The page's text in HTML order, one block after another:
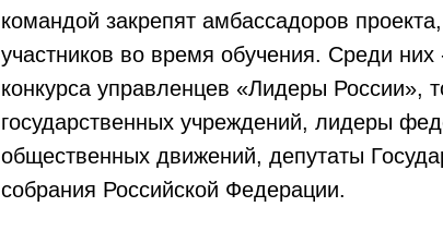
командой закрепят амбассадоров
участников во время обучения. Среди них
конкурса управленцев «Лидеры России»,
государственных учреждений, лидеры
общественных движений, депутаты
собрания Российской Федерации.